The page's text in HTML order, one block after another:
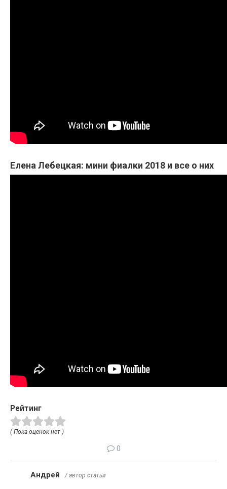
Елена Лебецкая: мини фиалки 2018 и все о них
Рейтинг
( Пока оценок нет )
0
Андрей / автор статьи